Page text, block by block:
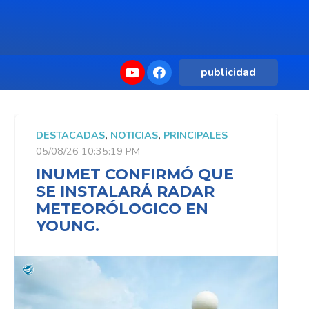
publicidad
DESTACADAS, NOTICIAS, PRINCIPALES
05/08/26 10:35:19 PM
INUMET CONFIRMÓ QUE
SE INSTALARÁ RADAR
METEORÓLOGICO EN
YOUNG.